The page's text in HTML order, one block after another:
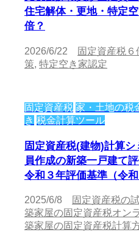
住宅解体・更地・特定
倍？
2026/6/22 固定資産税６
策, 特定空き家認定
固定資産税 家・土地の税
き 税金計算ツール
固定資産税(建物)計算
員作成の新築一戸建て
令和３年評価基準（令和
2025/6/8 固定資産税の
築家屋の固定資産税オン
築家屋の固定資産税計算